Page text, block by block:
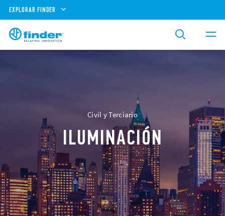
EXPLORAR FINDER
Civil y Terciario
ILUMINACIÓN